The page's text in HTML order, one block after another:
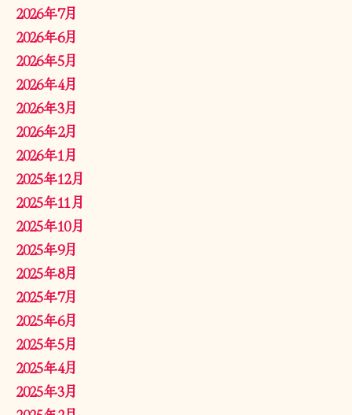
2026年7月
2026年6月
2026年5月
2026年4月
2026年3月
2026年2月
2026年1月
2025年12月
2025年11月
2025年10月
2025年9月
2025年8月
2025年7月
2025年6月
2025年5月
2025年4月
2025年3月